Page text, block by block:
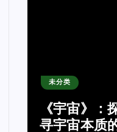
未分类
《宇宙》：
寻宇宙本质